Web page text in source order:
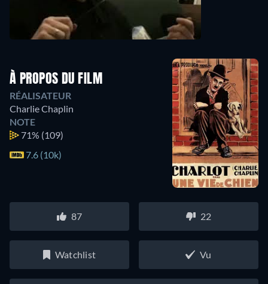
À PROPOS DU FILM
RÉALISATEUR
Charlie Chaplin
NOTE
71% (109)
7.6 (10k)
87 22
Watchlist Vu